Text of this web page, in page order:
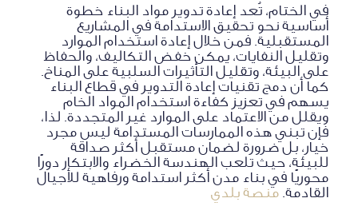
في الختام، تُعد إعادة تدوير مواد البناء خطوة
أساسية نحو تحقيق الاستدامة في المشاريع
المستقبلية. فمن خلال إعادة استخدام الموارد
وتقليل النفايات، يمكن خفض التكاليف، والحفاظ
على البيئة، وتقليل التأثيرات السلبية على المناخ.
كما أن دمج تقنيات إعادة التدوير في قطاع البناء
يسهم في تعزيز كفاءة استخدام المواد الخام
ويقلل من الاعتماد على الموارد غير المتجددة. لذا،
فإن تبني هذه الممارسات المستدامة ليس مجرد
خيار، بل ضرورة لضمان مستقبل أكثر صداقة
للبيئة، حيث تلعب الهندسة الخضراء والابتكار دورًا
محوريًا في بناء مدن أكثر استدامة ورفاهية للأجيال
القادمة. منصة بلدي